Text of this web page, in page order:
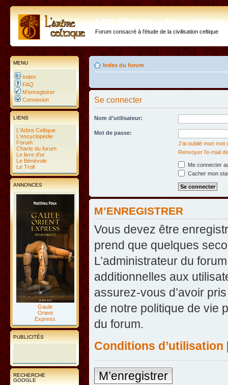
http://forum.arbre-
Forum consacré à l'étude de la civilisation celtique
MENU
Index
FAQ
M’enregistrer
Connexion
LIENS
L'Arbre Celtique
L'encyclopédie
Forum
Charte du forum
Le livre d'or
Le Bénévole
Le Troll
ANNONCES
Gaule
Orient
Express
PUBLICITÉS
RECHERCHE
GOOGLE
Index du forum
Se connecter
Nom d’utilisateur:
Mot de passe:
J’ai oublié mon mot
Renvoyer l’e-mail
Me connecter
Cacher mon
M’ENREGISTRER
Vous devez être
prend que quelques
L’administrateur du
additionnelles aux
assurez-vous d’avoir
de notre politique de vie
du forum.
Conditions d’utilisation
M’enregistrer